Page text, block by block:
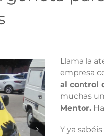
Llama la
empresa
al control
muchas
Mentor.
Y ya